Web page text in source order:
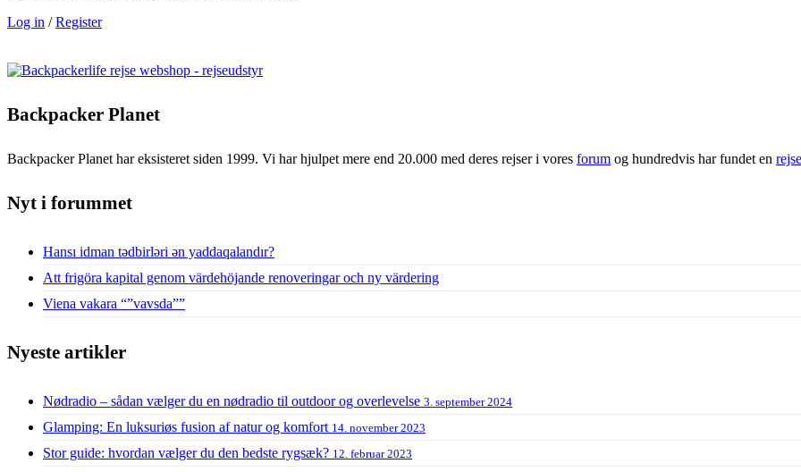
Log in /Register
Backpacker Planet
Backpacker Planet har eksisteret siden 1999. Vi har hjulpet mere end 20.000 med deres rejser i vores forum og hundredvis har fundet en
Nyt i forummet
Hansı idman tədbirləri ən yaddaqalandır?
Att frigöra kapital genom värdehöjande renoveringar och ny värdering
Viena vakara “”vavsda””
Nyeste artikler
Nødradio – sådan vælger du en nødradio til outdoor og overlevelse 3. september 2024
Glamping: En luksuriøs fusion af natur og komfort 14. november 2023
Stor guide: hvordan vælger du den bedste rygsæk? 12. februar 2023